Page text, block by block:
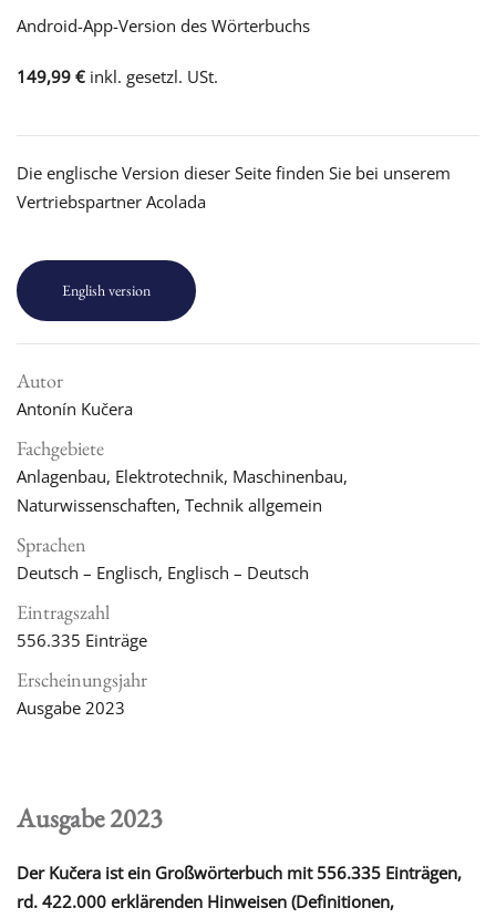
Android-App-Version des Wörterbuchs
149,99 € inkl. gesetzl. USt.
Die englische Version dieser Seite finden Sie bei unserem
Vertriebspartner Acolada
English version
Autor
Antonín Kučera
Fachgebiete
Anlagenbau, Elektrotechnik, Maschinenbau,
Naturwissenschaften, Technik allgemein
Sprachen
Deutsch – Englisch, Englisch – Deutsch
Eintragszahl
556.335 Einträge
Erscheinungsjahr
Ausgabe 2023
Ausgabe 2023
Der Kučera ist ein Großwörterbuch mit 556.335 Einträgen,
rd. 422.000 erklärenden Hinweisen (Definitionen,